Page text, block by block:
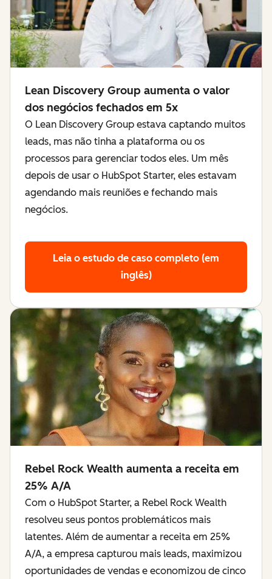
Lean Discovery Group aumenta o valor
dos negócios fechados em 5x
O Lean Discovery Group estava captando muitos
leads, mas não tinha a plataforma ou os
processos para gerenciar todos eles. Um mês
depois de usar o HubSpot Starter, eles estavam
agendando mais reuniões e fechando mais
negócios.
Leia o estudo de caso completo (em
inglês)
Rebel Rock Wealth aumenta a receita em
25% A/A
Com o HubSpot Starter, a Rebel Rock Wealth
resolveu seus pontos problemáticos mais
latentes. Além de aumentar a receita em 25%
A/A, a empresa capturou mais leads, maximizou
oportunidades de vendas e economizou de cinco